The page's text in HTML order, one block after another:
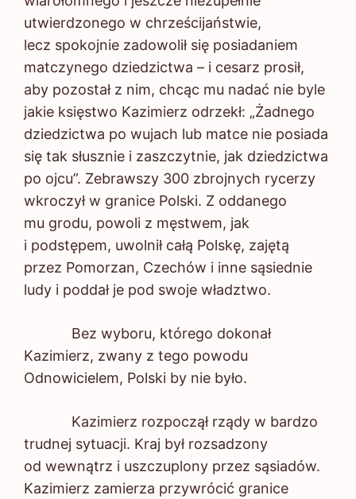
utwierdzonego w chrześcijaństwie,
lecz spokojnie zadowolił się posiadaniem
matczynego dziedzictwa – i cesarz prosił,
aby pozostał z nim, chcąc mu nadać nie byle
jakie księstwo Kazimierz odrzekł: „Żadnego
dziedzictwa po wujach lub matce nie posiada
się tak słusznie i zaszczytnie, jak dziedzictwa
po ojcu”. Zebrawszy 300 zbrojnych rycerzy
wkroczył w granice Polski. Z oddanego
mu grodu, powoli z męstwem, jak
i podstępem, uwolnił całą Polskę, zajętą
przez Pomorzan, Czechów i inne sąsiednie
ludy i poddał je pod swoje władztwo.
Bez wyboru, którego dokonał
Kazimierz, zwany z tego powodu
Odnowicielem, Polski by nie było.
Kazimierz rozpoczął rządy w bardzo
trudnej sytuacji. Kraj był rozsadzony
od wewnątrz i uszczuplony przez sąsiadów.
Kazimierz zamierza przywrócić granice